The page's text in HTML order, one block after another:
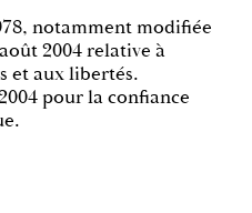
notamment modifiée
2004 relative à
et aux libertés.
pour la confiance